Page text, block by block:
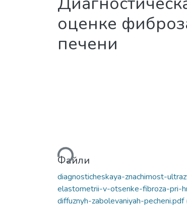
оценке
печени
Вантажиться...
Файли
diagnosticheskaya-znachimost-
elastometrii-v-otsenke-fibroza-pri-
diffuznyh-zabolevaniyah-pecheni.pdf